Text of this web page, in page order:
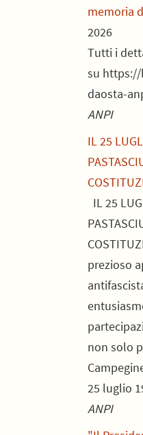
memoria
2026
Tutti i
su
daosta-
ANPI
IL 25
IL 25
prezioso
non solo
25 luglio
ANPI